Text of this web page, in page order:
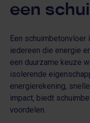
een
Een
iedereen die energie
een duurzame keuze
isolerende
energierekening,
impact, biedt
voordelen.